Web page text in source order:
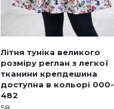
Літня туніка великого
розміру реглан з легкої
тканини крепдешина
доступна в кольорі 000-
482